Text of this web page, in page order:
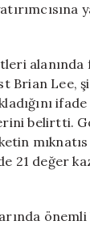
alanında
Brian Lee,
belirtti.
21 değer
önemli